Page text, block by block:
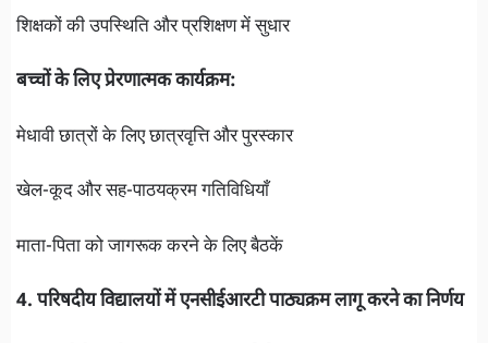
शिक्षकों की उपस्थिति और प्रशिक्षण में सुधार
बच्चों के लिए प्रेरणात्मक कार्यक्रम:
मेधावी छात्रों के लिए छात्रवृत्ति और पुरस्कार
खेल-कूद और सह-पाठयक्रम गतिविधियाँ
माता-पिता को जागरूक करने के लिए बैठकें
4. परिषदीय विद्यालयों में एनसीईआरटी पाठ्यक्रम लागू करने का निर्णय